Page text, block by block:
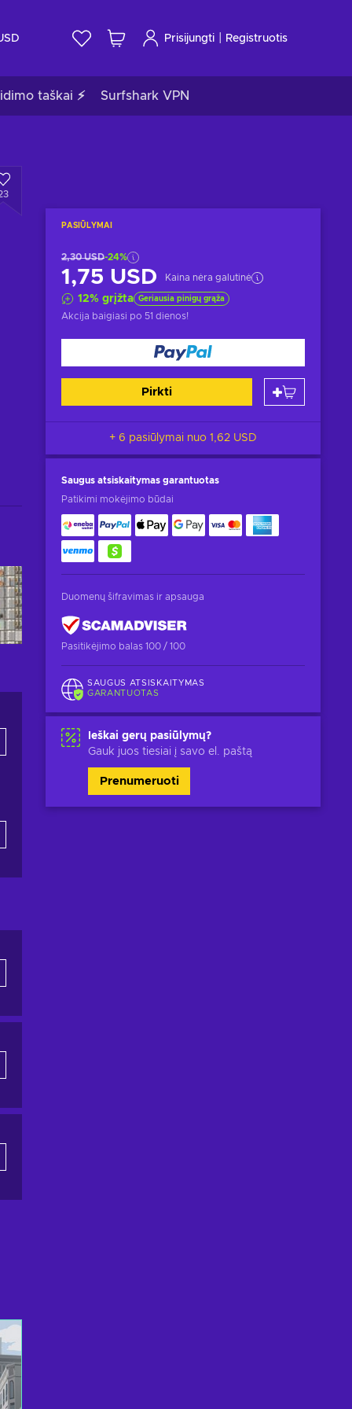
Prisijungti Registruotis
taškai ⚡ Surfshark VPN
PASIŪLYMAI
2,30 USD-24%
1,75 USD Kaina nėra galutinė
12% grįžta Geriausia pinigų grąža
Akcija baigiasi po 51 dienos!
Pirkti
+ 6 pasiūlymai nuo 1,62 USD
Saugus atsiskaitymas garantuotas
Patikimi mokėjimo būdai
Duomenų šifravimas ir apsauga
Pasitikėjimo balas 100 / 100
SAUGUS ATSISKAITYMAS
GARANTUOTAS
Ieškai gerų pasiūlymų?
Gauk juos tiesiai į savo el. paštą
Prenumeruoti